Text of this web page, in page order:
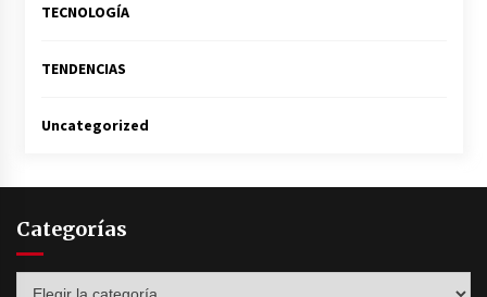
TECNOLOGÍA
TENDENCIAS
Uncategorized
Categorías